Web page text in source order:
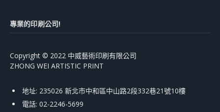
專業的印刷公司!
Copyright © 2022 中威藝術印刷有限公司
ZHONG WEI ARTISTIC PRINT
地址: 235026 新北市中和區中山路2段332巷21號10樓
電話: 02-2246-5699